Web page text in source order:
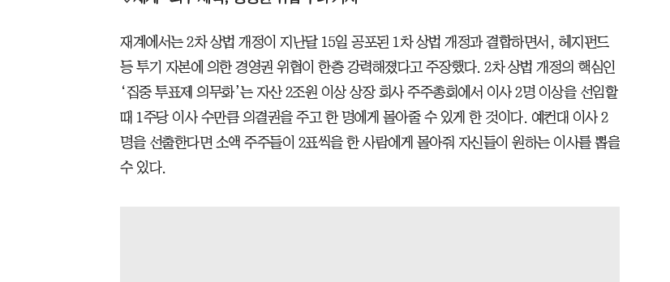
재계에서는 2차 상법 개정이 지난달 15일 공포된 1차 상법 개정과 결합하면서, 헤지펀드
등 투기 자본에 의한 경영권 위협이 한층 강력해졌다고 주장했다. 2차 상법 개정의 핵심인
‘집중 투표제 의무화’는 자산 2조원 이상 상장 회사 주주총회에서 이사 2명 이상을 선임할
때 1주당 이사 수만큼 의결권을 주고 한 명에게 몰아줄 수 있게 한 것이다. 예컨대 이사 2
명을 선출한다면 소액 주주들이 2표씩을 한 사람에게 몰아줘 자신들이 원하는 이사를 뽑을
수 있다.